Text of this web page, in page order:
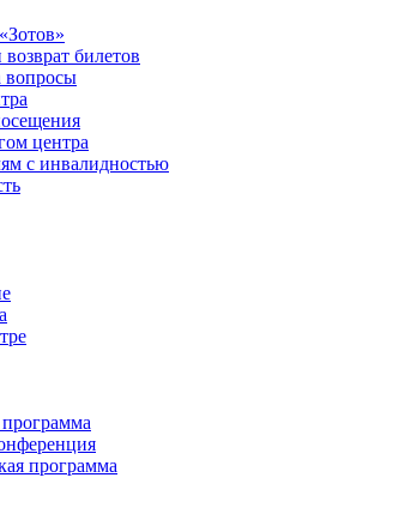
билетов
вопросы
центра
с инвалидностью
программа